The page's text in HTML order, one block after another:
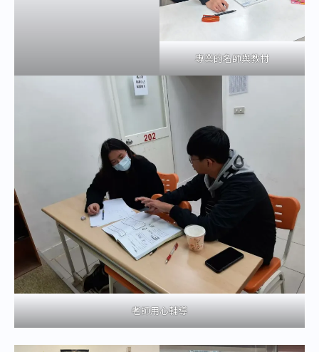
專業的名師與教材
老師用心輔導